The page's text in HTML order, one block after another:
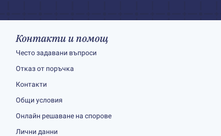
Контакти и помощ
Често задавани въпроси
Отказ от поръчка
Контакти
Общи условия
Онлайн решаване на спорове
Лични данни